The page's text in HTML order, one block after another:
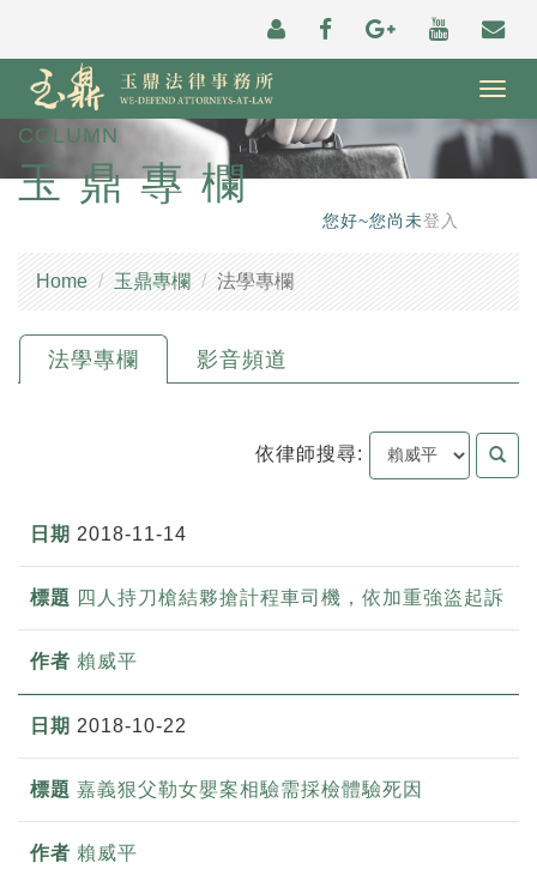
COLUMN
玉鼎專欄
您好~您尚未登入
Home 玉鼎專欄 法學專欄
法學專欄 影音頻道
依律師搜尋:
2018-11-14
四人持刀槍結夥搶計程車司機，依加重強盜起訴
賴威平
2018-10-22
嘉義狠父勒女嬰案相驗需採檢體驗死因
賴威平